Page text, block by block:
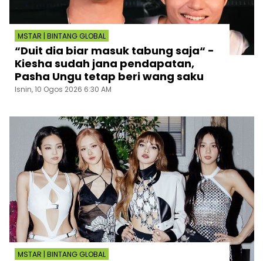
MSTAR | BINTANG GLOBAL
“Duit dia biar masuk tabung saja“ -
Kiesha sudah jana pendapatan,
Pasha Ungu tetap beri wang saku
Isnin, 10 Ogos 2026 6:30 AM
MSTAR | BINTANG GLOBAL